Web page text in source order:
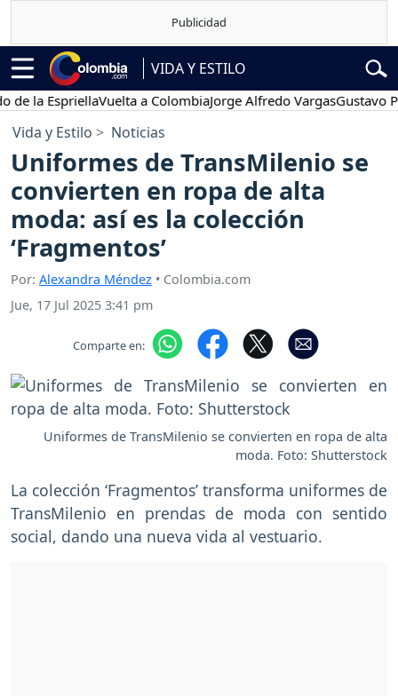
VIDA Y ESTILO
EspriellaVuelta a ColombiaJorge Alfredo Vargas Gustavo Petro
Vida y Estilo Noticias
Uniformes de TransMilenio se
convierten en ropa de alta
moda: así es la colección
‘Fragmentos’
Por: Alexandra Méndez • Colombia.com
Jue, 17 Jul 2025 3:41 pm
Comparte en:
Uniformes de TransMilenio se convierten en ropa de alta
moda. Foto: Shutterstock
La colección ‘Fragmentos’ transforma uniformes de
TransMilenio en prendas de moda con sentido
social, dando una nueva vida al vestuario.